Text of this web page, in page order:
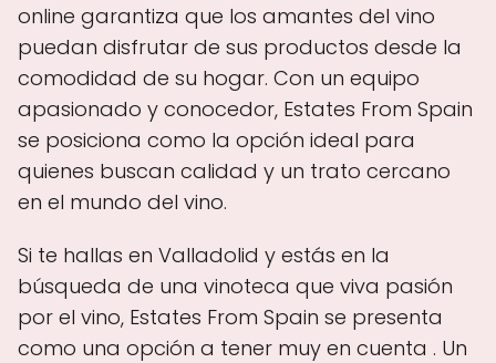
online garantiza que los amantes del vino
puedan disfrutar de sus productos desde la
comodidad de su hogar. Con un equipo
apasionado y conocedor, Estates From Spain
se posiciona como la opción ideal para
quienes buscan calidad y un trato cercano
en el mundo del vino.
Si te hallas en Valladolid y estás en la
búsqueda de una vinoteca que viva pasión
por el vino, Estates From Spain se presenta
como una opción a tener muy en cuenta . Un